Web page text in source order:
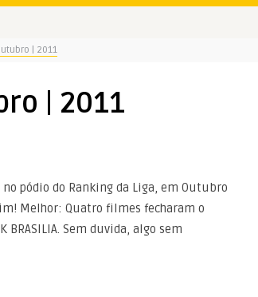
| 2011
| 2011
pódio do Ranking da Liga, em Outubro
Melhor: Quatro filmes fecharam o
BRASILIA. Sem duvida, algo sem